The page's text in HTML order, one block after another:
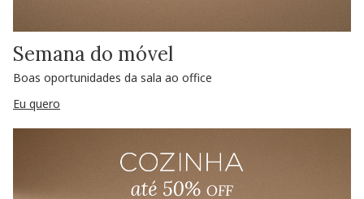
Semana do móvel
Boas oportunidades da sala ao office
Eu quero